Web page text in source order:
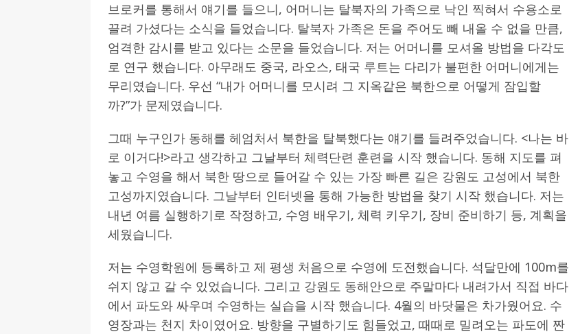
브로커를 통해서 얘기를 들으니, 어머니는 탈북자의 가족으로 낙인 찍혀서 수용소로
끌려 가셨다는 소식을 들었습니다. 탈북자 가족은 돈을 주어도 빼 내올 수 없을 만큼,
엄격한 감시를 받고 있다는 소문을 들었습니다. 저는 어머니를 모셔올 방법을 다각도
로 연구 했습니다. 아무래도 중국, 라오스, 태국 루트는 다리가 불편한 어머니에게는
무리였습니다. 우선 “내가 어머니를 모시려 그 지옥같은 북한으로 어떻게 잠입할
까?”가 문제였습니다.
그때 누구인가 동해를 헤엄처서 북한을 탈북했다는 얘기를 들려주었습니다. <나는 바
로 이거다!>라고 생각하고 그날부터 체력단련 훈련을 시작 했습니다. 동해 지도를 펴
놓고 수영을 해서 북한 땅으로 들어갈 수 있는 가장 빠른 길은 강원도 고성에서 북한
고성까지였습니다. 그날부터 인터넷을 통해 가능한 방법을 찾기 시작 했습니다. 저는
내년 여름 실행하기로 작정하고, 수영 배우기, 체력 키우기, 장비 준비하기 등, 계획을
세웠습니다.
저는 수영학원에 등록하고 제 평생 처음으로 수영에 도전했습니다. 석달만에 100m를
쉬지 않고 갈 수 있었습니다. 그리고 강원도 동해안으로 주말마다 내려가서 직접 바다
에서 파도와 싸우며 수영하는 실습을 시작 했습니다. 4월의 바닷물은 차가웠어요. 수
영장과는 천지 차이였어요. 방향을 구별하기도 힘들었고, 때때로 밀려오는 파도에 짠